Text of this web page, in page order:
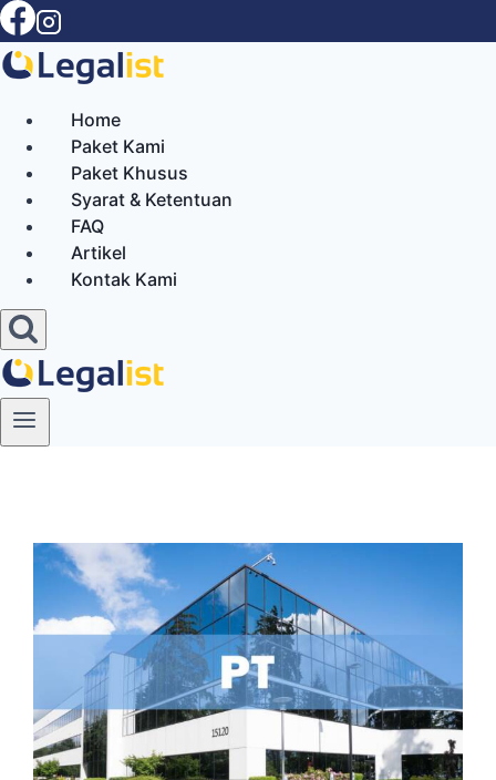
Skip
to
content
Home
Paket Kami
Paket Khusus
Syarat & Ketentuan
FAQ
Artikel
Kontak Kami